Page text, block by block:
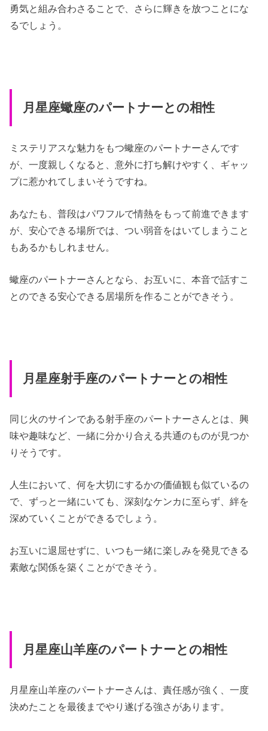
勇気と組み合わさることで、さらに輝きを放つことにな
るでしょう。
月星座蠍座のパートナーとの相性
ミステリアスな魅力をもつ蠍座のパートナーさんです
が、一度親しくなると、意外に打ち解けやすく、ギャッ
プに惹かれてしまいそうですね。
あなたも、普段はパワフルで情熱をもって前進できます
が、安心できる場所では、つい弱音をはいてしまうこと
もあるかもしれません。
蠍座のパートナーさんとなら、お互いに、本音で話すこ
とのできる安心できる居場所を作ることができそう。
月星座射手座のパートナーとの相性
同じ火のサインである射手座のパートナーさんとは、興
味や趣味など、一緒に分かり合える共通のものが見つか
りそうです。
人生において、何を大切にするかの価値観も似ているの
で、ずっと一緒にいても、深刻なケンカに至らず、絆を
深めていくことができるでしょう。
お互いに退屈せずに、いつも一緒に楽しみを発見できる
素敵な関係を築くことができそう。
月星座山羊座のパートナーとの相性
月星座山羊座のパートナーさんは、責任感が強く、一度
決めたことを最後までやり遂げる強さがあります。